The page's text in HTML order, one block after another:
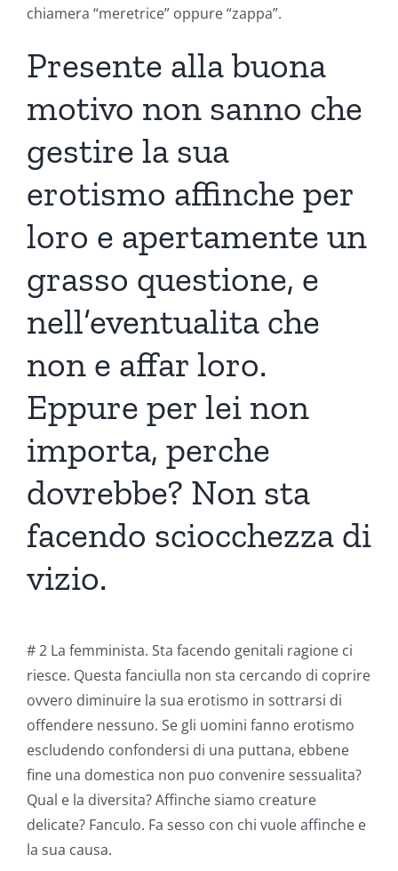
chiamera “meretrice” oppure “zappa”.
Presente alla buona
motivo non sanno che
gestire la sua
erotismo affinche per
loro e apertamente un
grasso questione, e
nell’eventualita che
non e affar loro.
Eppure per lei non
importa, perche
dovrebbe? Non sta
facendo sciocchezza di
vizio.
# 2 La femminista. Sta facendo genitali ragione ci
riesce. Questa fanciulla non sta cercando di coprire
ovvero diminuire la sua erotismo in sottrarsi di
offendere nessuno. Se gli uomini fanno erotismo
escludendo confondersi di una puttana, ebbene
fine una domestica non puo convenire sessualita?
Qual e la diversita? Affinche siamo creature
delicate? Fanculo. Fa sesso con chi vuole affinche e
la sua causa.